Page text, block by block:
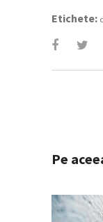
Etichete:
Pe